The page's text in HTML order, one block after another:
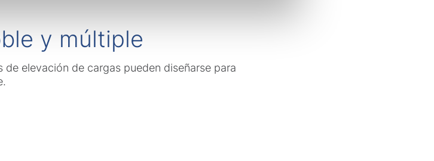
y múltiple
elevación de cargas pueden diseñarse para